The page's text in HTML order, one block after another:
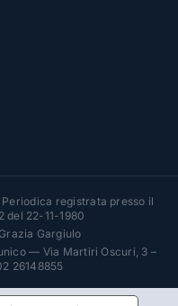
registrata presso il
del 22-11-1980
Gargiulo
— Via Martiri Oscuri, 3 –
26148855